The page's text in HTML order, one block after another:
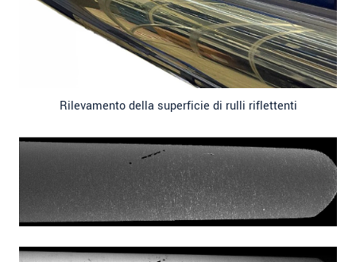
Rilevamento della superficie di rulli riflettenti